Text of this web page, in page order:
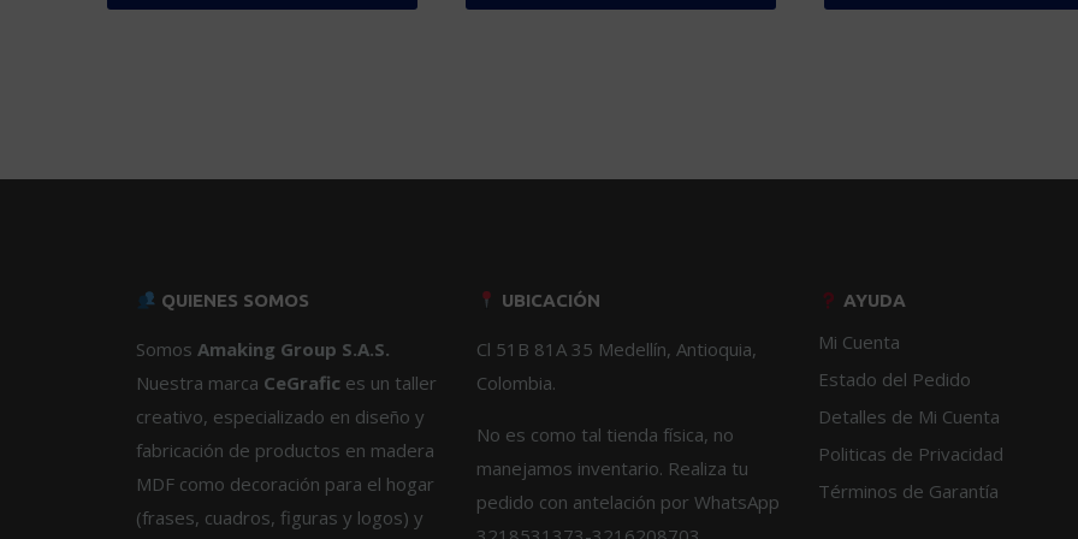
producto
en
la
página
de
producto
en
la
página
producto
QUIENES SOMOS
Somos Amaking Group S.A.S.
Nuestra marca CeGrafices un taller
creativo, especializado en diseño y
fabricación de productos en madera
MDF como decoración para el hogar
(frases, cuadros, figuras y logos) y
UBICACIÓN
Cl 51B 81A 35 Medellín, Antioquia,
Colombia.
No es como tal tienda física, no
manejamos inventario. Realiza tu
pedido con antelación por WhatsApp
AYUDA
Mi Cuenta
Estado del Pedido
Detalles de Mi Cuenta
Politicas de Privacidad
Términos de Garantía